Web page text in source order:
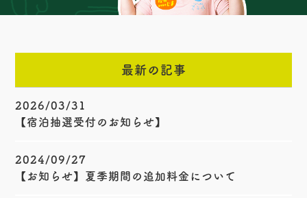
最新の記事
2026/03/31
【宿泊抽選受付のお知らせ】
2024/09/27
【お知らせ】夏季期間の追加料金について